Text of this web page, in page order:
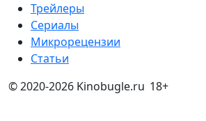
Трейлеры
Сериалы
Микрорецензии
Статьи
© 2020-2026 Kinobugle.ru 18+